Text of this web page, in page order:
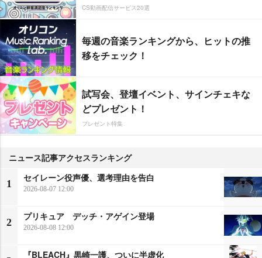
CS動画配信サービス20選
毎週の音楽ランキングから、ヒットの推
移をチェック！
試写会、登壇イベント、サインチェキな
どプレゼント！
プレゼント特集
ニュース記事アクセスランキング
1
セイレーン役声優、選考理由を告白
2026-08-07 12:00
2
プリキュア デッチ・アゲイン登場
2026-08-08 12:00
『BLEACH』黒崎一護、ついに半虚化